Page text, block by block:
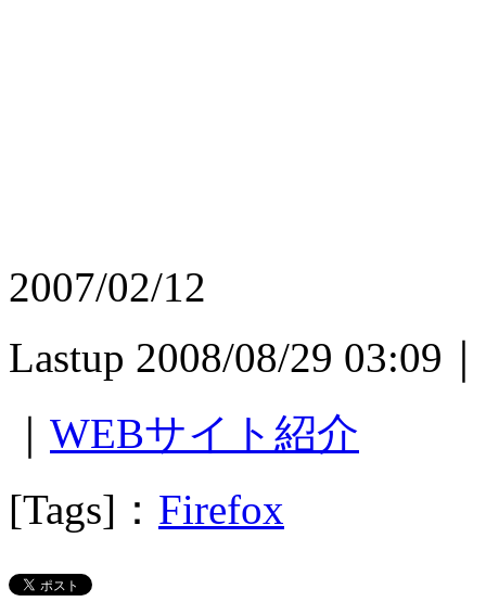
2007/02/12
Lastup 2008/08/29 03:09
WEBサイト紹介
[Tags]： Firefox